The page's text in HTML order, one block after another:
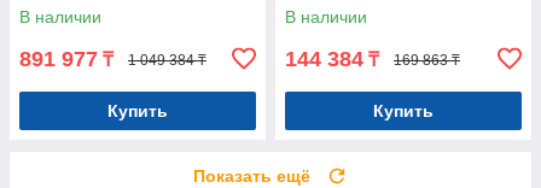
В наличии
891 977 ₸ 1 049 384 ₸
Купить
В наличии
144 384 ₸ 169 863 ₸
Купить
Показать ещё